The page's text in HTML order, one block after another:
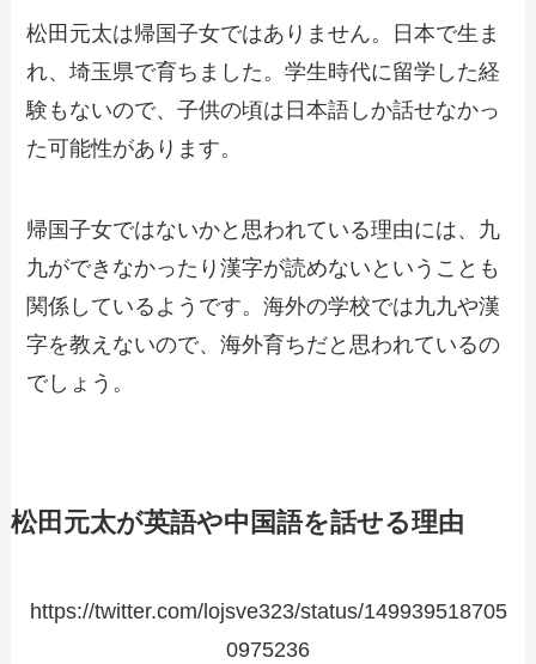
松田元太は帰国子女ではありません。日本で生ま
れ、埼玉県で育ちました。学生時代に留学した経
験もないので、子供の頃は日本語しか話せなかっ
た可能性があります。
帰国子女ではないかと思われている理由には、九
九ができなかったり漢字が読めないということも
関係しているようです。海外の学校では九九や漢
字を教えないので、海外育ちだと思われているの
でしょう。
松田元太が英語や中国語を話せる理由
https://twitter.com/lojsve323/status/149939518705
0975236